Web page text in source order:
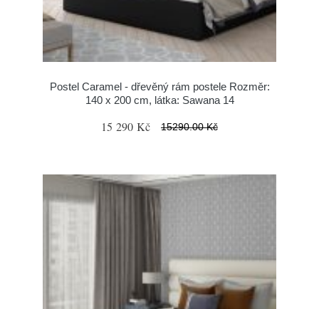
Postel Caramel - dřevěný rám postele Rozměr:
140 x 200 cm, látka: Sawana 14
15 290 Kč 15290.00 Kč